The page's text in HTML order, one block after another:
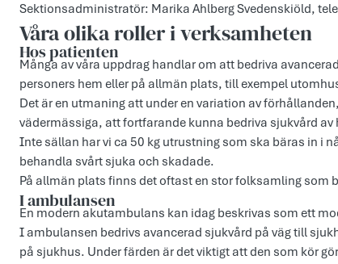
Sektionsadministratör: Marika Ahlberg Svedenskiöld,
Våra olika roller i verksamheten
Hos patienten
Många av våra uppdrag handlar om att bedriva
personers hem eller på allmän plats, till exempel
Det är en utmaning att under en variation av
vädermässiga, att fortfarande kunna bedriva sjukvård av
Inte sällan har vi ca 50 kg utrustning som ska bäras in i
behandla svårt sjuka och skadade.
På allmän plats finns det oftast en stor folksamling som
I ambulansen
En modern akutambulans kan idag beskrivas som ett
I ambulansen bedrivs avancerad sjukvård på väg till
på sjukhus. Under färden är det viktigt att den som kör